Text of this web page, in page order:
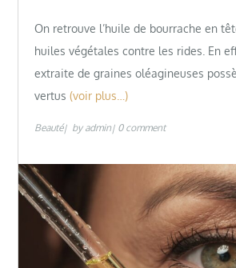
On retrouve l’huile de bourrache en
huiles végétales contre les rides. En
extraite de graines oléagineuses
vertus (voir plus…)
Beauté by admin 0 comment